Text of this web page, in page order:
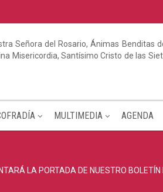
Señora del Rosario, Ánimas
Misericordia, Santísimo Cristo de las
MULTIMEDIA AGENDA
LA PORTADA DE NUESTRO